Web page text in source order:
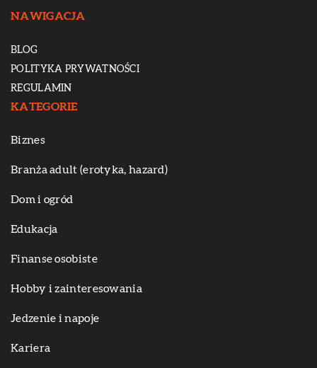
NAWIGACJA
BLOG
POLITYKA PRYWATNOŚCI
REGULAMIN
KATEGORIE
Biznes
Branża adult (erotyka, hazard)
Dom i ogród
Edukacja
Finanse osobiste
Hobby i zainteresowania
Jedzenie i napoje
Kariera